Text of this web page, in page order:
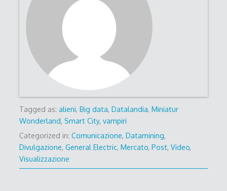
Tagged as: alieni, Big data, Datalandia, Miniatur
Wonderland, Smart City, vampiri
Categorized in: Comunicazione, Datamining,
Divulgazione, General Electric, Mercato, Post, Video,
Visualizzazione